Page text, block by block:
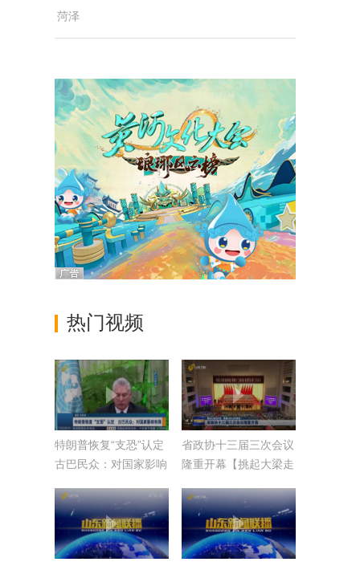
菏泽
热门视频
特朗普恢复“支恐”认定
古巴民众：对国家影响
省政协十三届三次会议
隆重开幕【挑起大梁走
会】